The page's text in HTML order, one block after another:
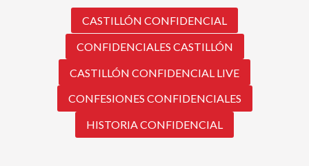
CASTILLÓN CONFIDENCIAL
CONFIDENCIALES CASTILLÓN
CASTILLÓN CONFIDENCIAL LIVE
CONFESIONES CONFIDENCIALES
HISTORIA CONFIDENCIAL